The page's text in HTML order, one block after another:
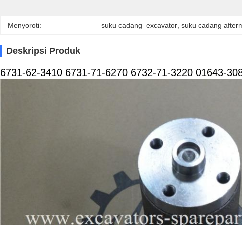
Menyoroti: suku cadang  excavator , suku cadang
Deskripsi Produk
6731-62-3410 6731-71-6270 6732-71-3220 01643-